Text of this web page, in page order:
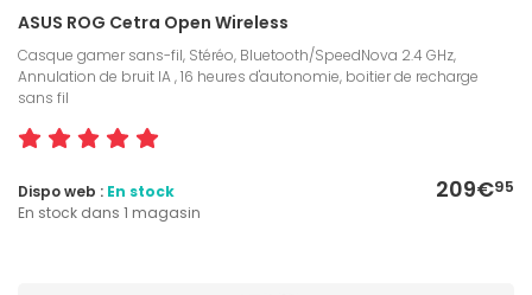
ASUS ROG Cetra Open Wireless
Casque gamer sans-fil, Stéréo, Bluetooth/SpeedNova 2.4 GHz,
Annulation de bruit IA , 16 heures d'autonomie, boitier de recharge
sans fil
209€95
Dispo web : En stock
En stock dans 1 magasin